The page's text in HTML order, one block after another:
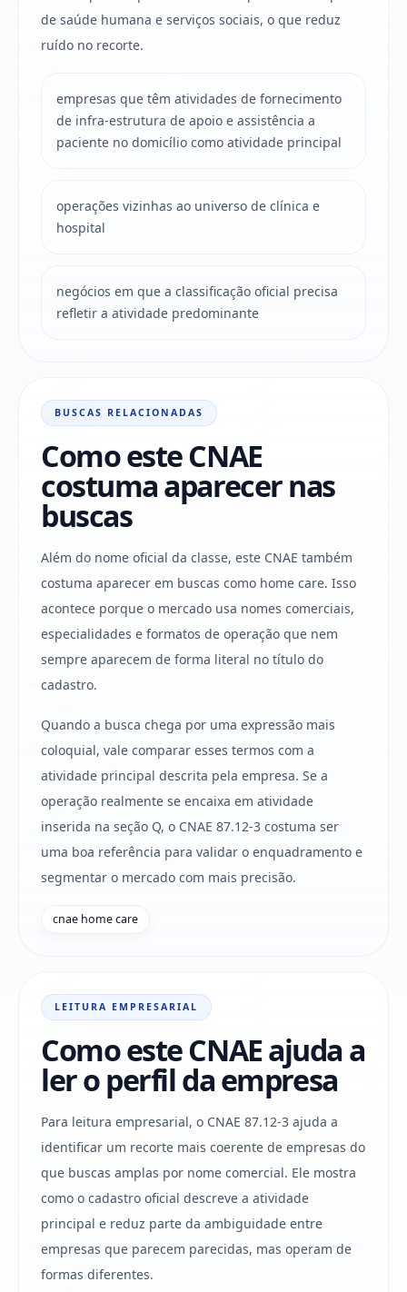
de saúde humana e serviços sociais, o que reduz
ruído no recorte.
empresas que têm atividades de fornecimento
de infra-estrutura de apoio e assistência a
paciente no domicílio como atividade principal
operações vizinhas ao universo de clínica e
hospital
negócios em que a classificação oficial precisa
refletir a atividade predominante
BUSCAS RELACIONADAS
Como este CNAE
costuma aparecer nas
buscas
Além do nome oficial da classe, este CNAE também
costuma aparecer em buscas como home care. Isso
acontece porque o mercado usa nomes comerciais,
especialidades e formatos de operação que nem
sempre aparecem de forma literal no título do
cadastro.
Quando a busca chega por uma expressão mais
coloquial, vale comparar esses termos com a
atividade principal descrita pela empresa. Se a
operação realmente se encaixa em atividade
inserida na seção Q, o CNAE 87.12-3 costuma ser
uma boa referência para validar o enquadramento e
segmentar o mercado com mais precisão.
cnae home care
LEITURA EMPRESARIAL
Como este CNAE ajuda a
ler o perfil da empresa
Para leitura empresarial, o CNAE 87.12-3 ajuda a
identificar um recorte mais coerente de empresas do
que buscas amplas por nome comercial. Ele mostra
como o cadastro oficial descreve a atividade
principal e reduz parte da ambiguidade entre
empresas que parecem parecidas, mas operam de
formas diferentes.